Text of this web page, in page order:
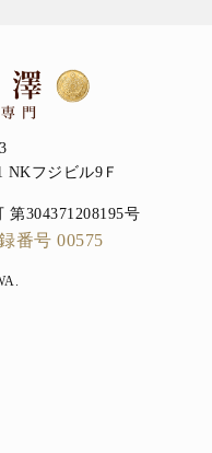
NKフジビル9Ｆ
304371208195号
番号 00575